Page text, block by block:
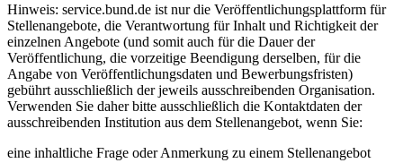
Hinweis: service.bund.de ist nur die Veröffentlichungsplattform für
Stellenangebote, die Verantwortung für Inhalt und Richtigkeit der
einzelnen Angebote (und somit auch für die Dauer der
Veröffentlichung, die vorzeitige Beendigung derselben, für die
Angabe von Veröffentlichungsdaten und Bewerbungsfristen)
gebührt ausschließlich der jeweils ausschreibenden Organisation.
Verwenden Sie daher bitte ausschließlich die Kontaktdaten der
ausschreibenden Institution aus dem Stellenangebot, wenn Sie:
eine inhaltliche Frage oder Anmerkung zu einem Stellenangebot